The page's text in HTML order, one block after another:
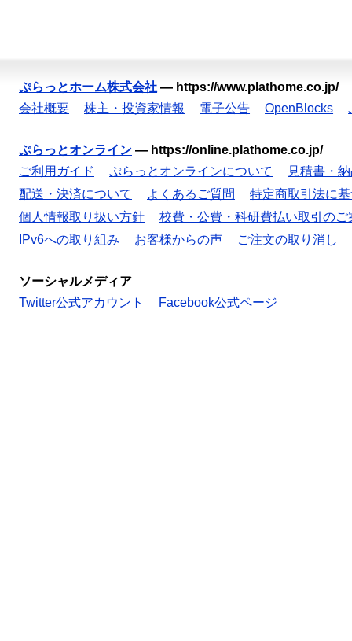
ぷらっとホーム株式会社 — https://www.plathome.co.jp/
会社概要
株主・投資家情報 電子公告 OpenBlocks
ぷらっとオンライン — https://online.plathome.co.jp/
ご利用ガイド
ぷらっとオンラインについて
見積書・
配送・決済について
よくあるご質問
特定商取引法に
個人情報取り扱い方針
校費・公費・科研費払い取引のご
IPv6への取り組み
お客様からの声 ご注文の取り消し
ソーシャルメディア
Twitter公式アカウント
Facebook公式ページ